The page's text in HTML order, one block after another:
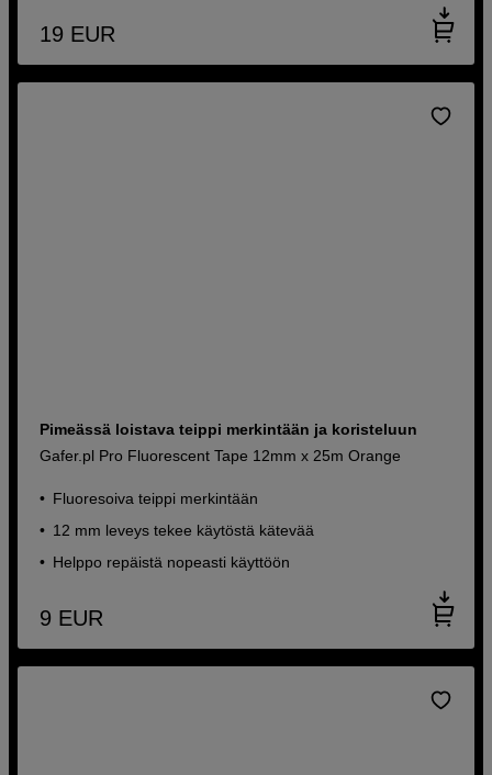
19 EUR
Pimeässä loistava teippi merkintään ja koristeluun
Gafer.pl Pro Fluorescent Tape 12mm x 25m Orange
Fluoresoiva teippi merkintään
12 mm leveys tekee käytöstä kätevää
Helppo repäistä nopeasti käyttöön
9 EUR